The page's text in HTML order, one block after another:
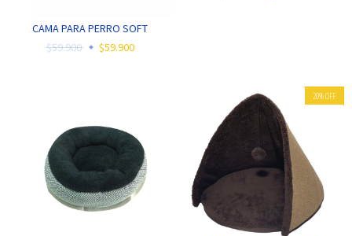
CAMA PARA PERRO SOFT
$59.900
$59.900
20%OFF